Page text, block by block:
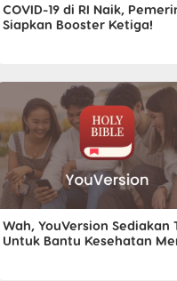
COVID-19 di RI Naik,
Siapkan Booster Ketiga!
Wah, YouVersion Sediakan
Untuk Bantu Kesehatan